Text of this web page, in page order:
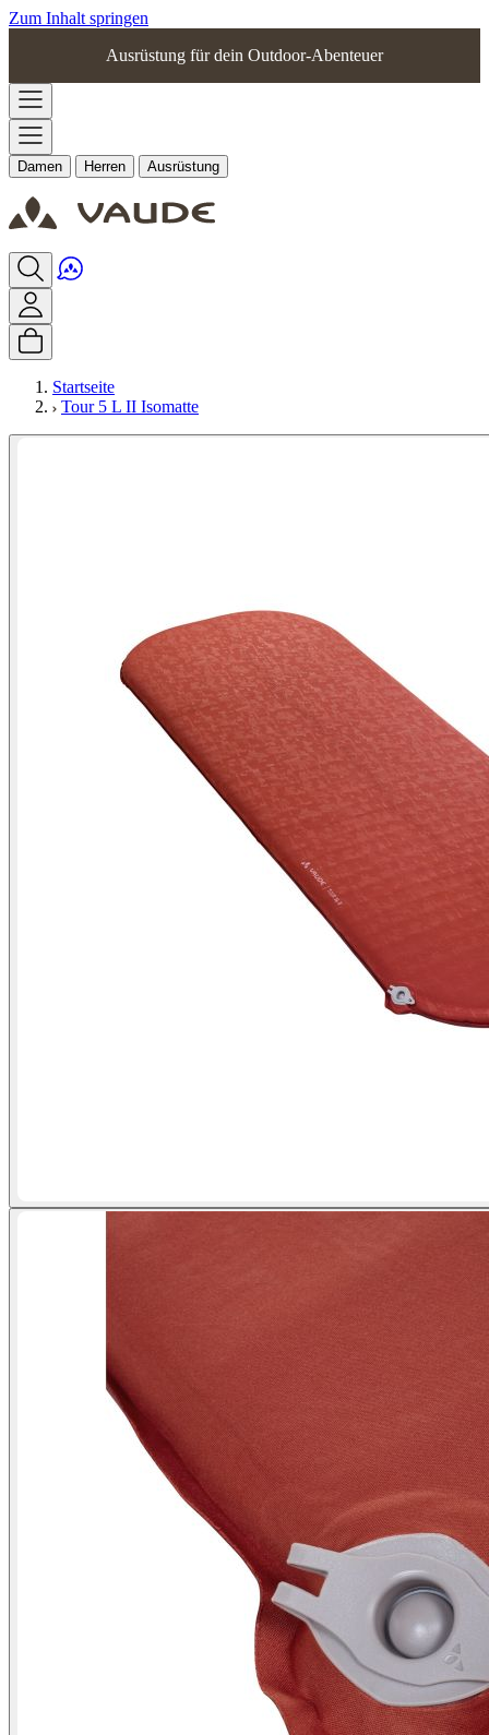
Zum Inhalt springen
Ausrüstung für dein Outdoor-Abenteuer
Damen Herren Ausrüstung
Startseite
Tour 5 L II Isomatte